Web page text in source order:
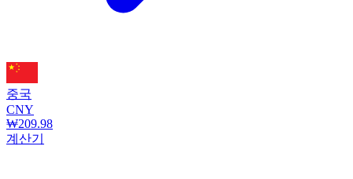
중국
CNY
₩209.98
계산기